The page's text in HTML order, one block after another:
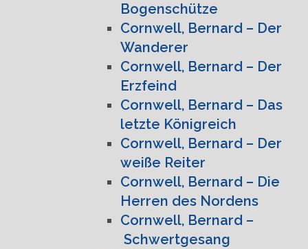
Bogenschütze
Cornwell, Bernard – Der
Wanderer
Cornwell, Bernard – Der
Erzfeind
Cornwell, Bernard – Das
letzte Königreich
Cornwell, Bernard – Der
weiße Reiter
Cornwell, Bernard – Die
Herren des Nordens
Cornwell, Bernard –
Schwertgesang